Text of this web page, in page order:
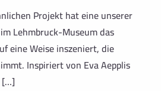
Projekt hat eine unserer
Lehmbruck-Museum das
eine Weise inszeniert, die
Inspiriert von Eva Aepplis
[…]